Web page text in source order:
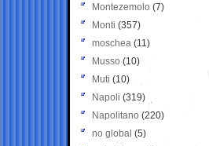
Montezemolo (7)
Monti (357)
moschea (11)
Musso (10)
Muti (10)
Napoli (319)
Napolitano (220)
no global (5)